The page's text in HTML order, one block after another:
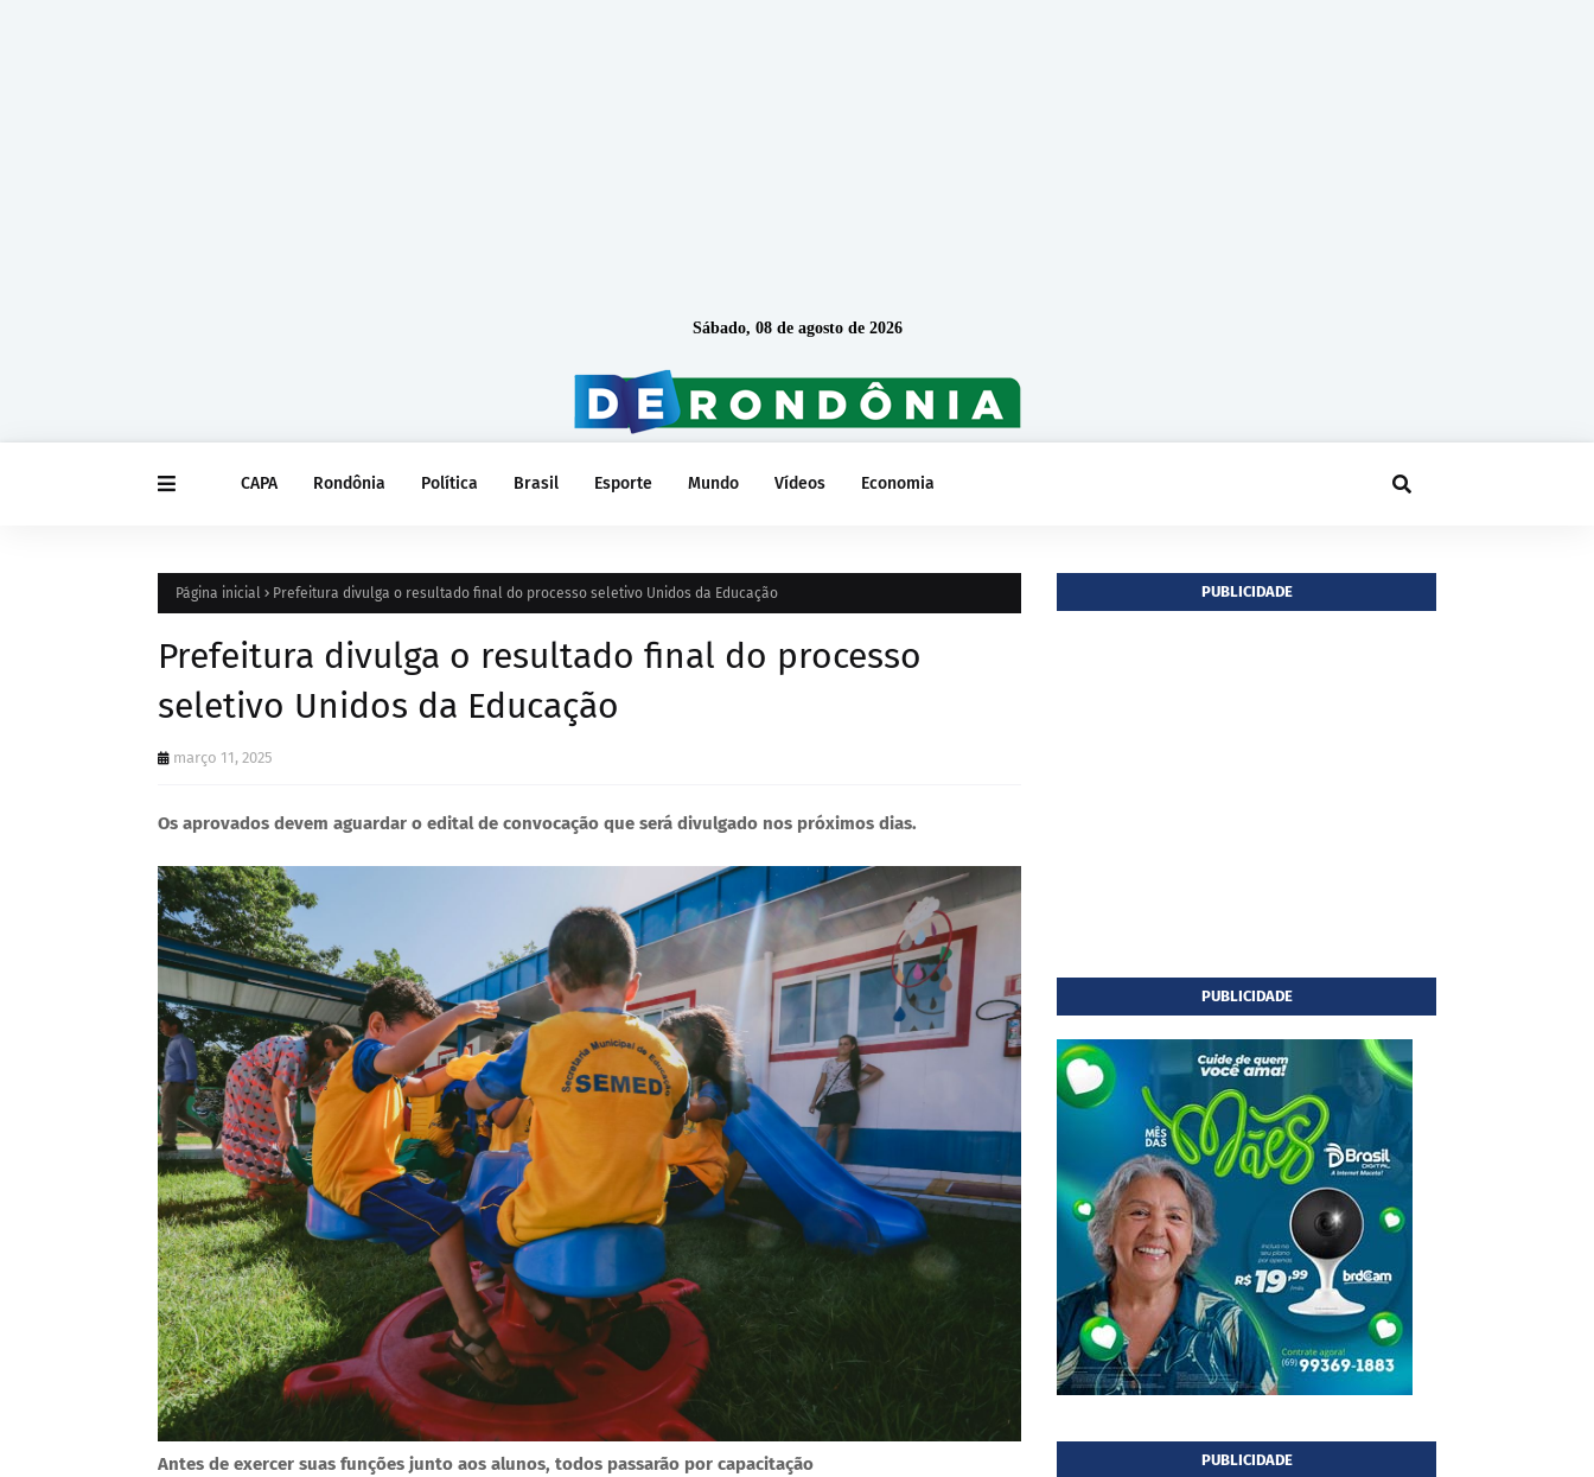
Sábado, 08 de agosto de 2026
CAPA Rondônia Política Brasil Esporte Mundo Vídeos Economia
Página inicial Prefeitura divulga o resultado final do processo seletivo Unidos da Educação
Prefeitura divulga o resultado final do processo
seletivo Unidos da Educação
março 11, 2025
Os aprovados devem aguardar o edital de convocação que será divulgado nos próximos dias.
Antes de exercer suas funções junto aos alunos, todos passarão por capacitação
PUBLICIDADE
PUBLICIDADE
PUBLICIDADE